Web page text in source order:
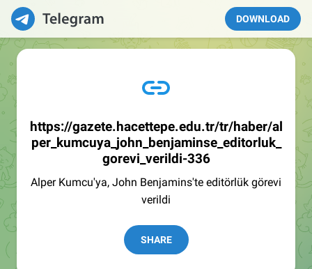
DOWNLOAD
https://gazete.hacettepe.edu.tr/tr/haber/al
per_kumcuya_john_benjaminse_editorluk_
gorevi_verildi-336
Alper Kumcu'ya, John Benjamins'te editörlük görevi
verildi
SHARE